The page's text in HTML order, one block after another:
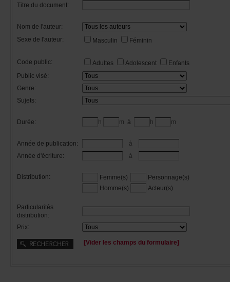
Titredudocument:
Nomdel'auteur:
Sexedel'auteur:
Masculin Féminin
Codepublic: Adultes Adolescent
Enfants
Publicvisé:
Genre:
Sujets:
Durée: h m à h m
Annéedepublication:
à
Annéed'écriture:
à
Distribution: Femme(s)
Personnage(s)
Homme(s)
Acteur(s)
Particularités
distribution:
Prix:
[Viderleschampsduformulaire]